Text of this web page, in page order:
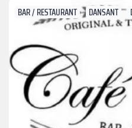
BAR / RESTAURANT DANSANT
Précédent